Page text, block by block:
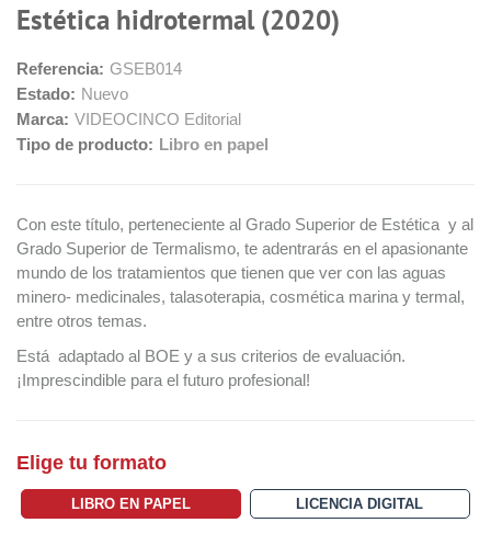
Estética hidrotermal (2020)
Referencia: GSEB014
Estado: Nuevo
Marca: VIDEOCINCO Editorial
Tipo de producto: Libro en papel
Con este título, perteneciente al Grado Superior de Estética y al
Grado Superior de Termalismo, te adentrarás en el apasionante
mundo de los tratamientos que tienen que ver con las aguas
minero- medicinales, talasoterapia, cosmética marina y termal,
entre otros temas.
Está adaptado al BOE y a sus criterios de evaluación.
¡Imprescindible para el futuro profesional!
Elige tu formato
LIBRO EN PAPEL LICENCIA DIGITAL